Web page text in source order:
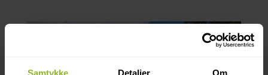
Samtykke Detaljer Om